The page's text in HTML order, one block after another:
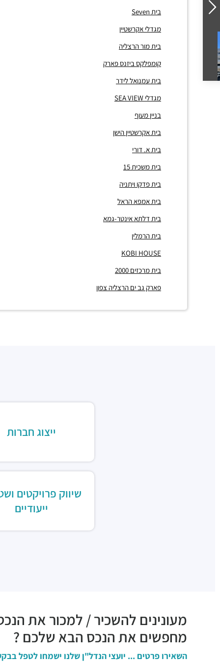
בית Seven
מגדלי אקרשטיין
בית מור הרצליה
קומפלקס ביזנס פארק
בית עמנואל לידר
מגדלי SEA VIEW
בניין מעוף
בית אקרשטיין הישן
בית א. דורי
בית משכית 15
בית פדקו ויתניה
בית אמפא הראל
בית דלתא אינטר-גמא
בית הרמלין
KOBI HOUSE
בית מרכזים 2000
פארק גב ים הרצליה צפון
ייצוג חברות
שיווק פרויקטים
ייעודיים
מעונינים להשכיר / למכור את
מחפשים את הנכס הבא שלכם ?
השאירו פרטים ... יועצי הנדל"ן שלנו ישמחו לטפל